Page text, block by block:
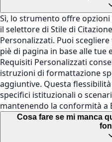
Sì, lo strumento offre
il selettore di Stile di
Personalizzati. Puoi
piè di pagina in base alle tue
Requisiti Personalizzati
istruzioni di formattazione
aggiuntive. Questa
specifici istituzionali o
mantenendo la conformità a
Cosa fare se mi manca